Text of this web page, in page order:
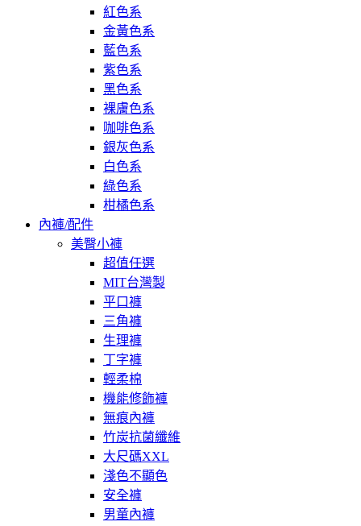
紅色系
金黃色系
藍色系
紫色系
黑色系
裸膚色系
咖啡色系
銀灰色系
白色系
綠色系
柑橘色系
內褲/配件
美臀小褲
超值任選
MIT台灣製
平口褲
三角褲
生理褲
丁字褲
輕柔棉
機能修飾褲
無痕內褲
竹炭抗菌纖維
大尺碼XXL
淺色不顯色
安全褲
男童內褲